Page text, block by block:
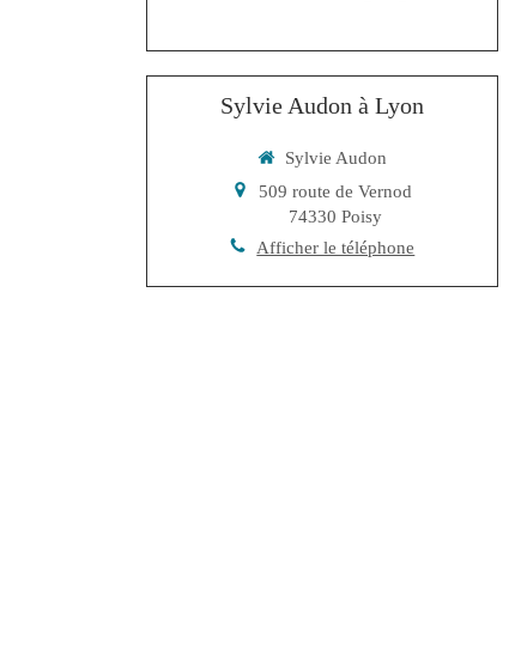
Sylvie Audon à Lyon
Sylvie Audon
509 route de Vernod
74330 Poisy
Afficher le téléphone